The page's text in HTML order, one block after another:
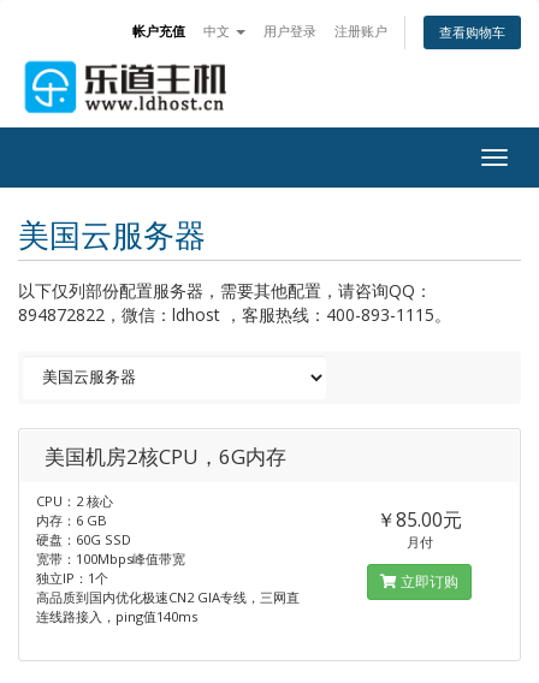
帐户充值 中文 用户登录 注册账户 查看购物车
美国云服务器
以下仅列部份配置服务器，需要其他配置，请咨询QQ：
894872822，微信：ldhost ，客服热线：400-893-1115。
美国机房2核CPU，6G内存
CPU：2 核心
内存：6 GB
硬盘：60G SSD
宽带：100Mbps峰值带宽
独立IP：1个
高品质到国内优化极速CN2 GIA专线，三网直
连线路接入，ping值140ms
￥85.00元
月付
立即订购